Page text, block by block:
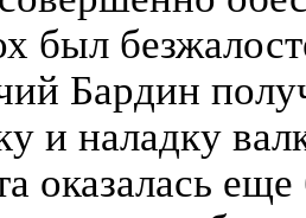
был
Бардин
и наладку
оказалась